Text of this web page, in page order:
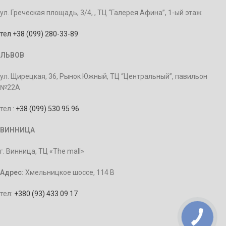
ул. Греческая площадь, 3/4, , ТЦ “Галерея Афина”, 1-ый этаж
тел +38 (099) 280-33-89
ЛЬВОВ
ул. Щирецкая, 36, Рынок Южный, ТЦ “Центральный”, павильон
№22А
тел : +38 (099) 530 95 96
ВИННИЦА
г. Винница, ТЦ «The mall»
Адрес: Хмельницкое шоссе, 114 В
тел: +380 (93) 433 09 17